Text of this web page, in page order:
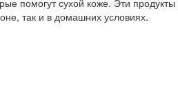
помогут сухой коже. Эти продукты
так и в домашних условиях.